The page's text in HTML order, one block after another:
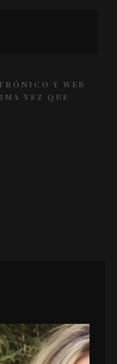
Y WEB
VEZ QUE